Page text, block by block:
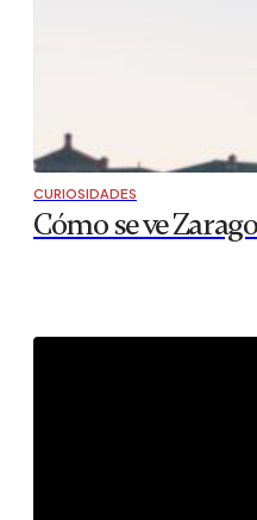
CURIOSIDADES
Cómo se ve